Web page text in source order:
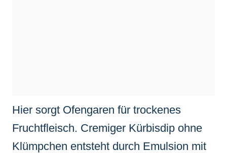
Hier sorgt Ofengaren für trockenes
Fruchtfleisch. Cremiger Kürbisdip ohne
Klümpchen entsteht durch Emulsion mit